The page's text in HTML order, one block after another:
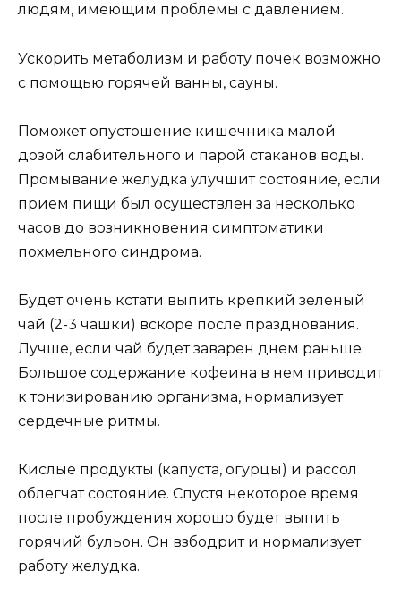
людям, имеющим проблемы с давлением.
Ускорить метаболизм и работу почек возможно
с помощью горячей ванны, сауны.
Поможет опустошение кишечника малой
дозой слабительного и парой стаканов воды.
Промывание желудка улучшит состояние, если
прием пищи был осуществлен за несколько
часов до возникновения симптоматики
похмельного синдрома.
Будет очень кстати выпить крепкий зеленый
чай (2-3 чашки) вскоре после празднования.
Лучше, если чай будет заварен днем раньше.
Большое содержание кофеина в нем приводит
к тонизированию организма, нормализует
сердечные ритмы.
Кислые продукты (капуста, огурцы) и рассол
облегчат состояние. Спустя некоторое время
после пробуждения хорошо будет выпить
горячий бульон. Он взбодрит и нормализует
работу желудка.